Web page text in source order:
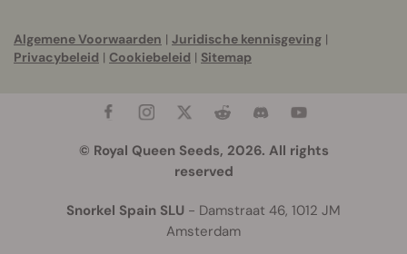
Algemene Voorwaarden | Juridische kennisgeving |
Privacybeleid | Cookiebeleid | Sitemap
© Royal Queen Seeds, 2026. All rights
reserved
Snorkel Spain SLU - Damstraat 46, 1012 JM
Amsterdam